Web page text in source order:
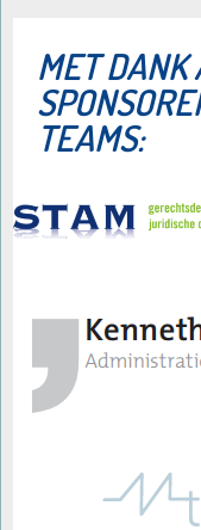
​MET DANK
TEAMS: